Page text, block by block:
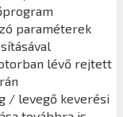
paraméterek
lévő rejtett
/ levegő keverési